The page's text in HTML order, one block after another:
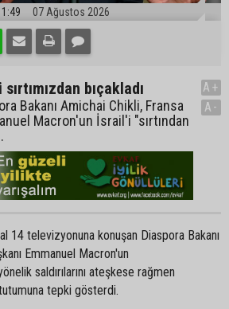
07 Ağustos 2026
bıçakladı
Bakanı Amichai Chikli, Fransa
Macron'un İsrail'i "sırtından
A+
A-
14 televizyonuna konuşan Diaspora Bakanı
Emmanuel Macron'un
saldırılarını ateşkese rağmen
tepki gösterdi.